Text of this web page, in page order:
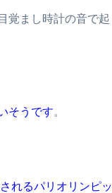
覚まし時計の音で起
そうです。
れるパリオリンピッ